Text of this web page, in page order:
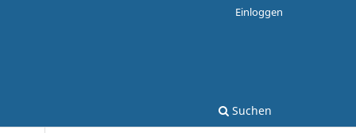
Suchen
Einloggen